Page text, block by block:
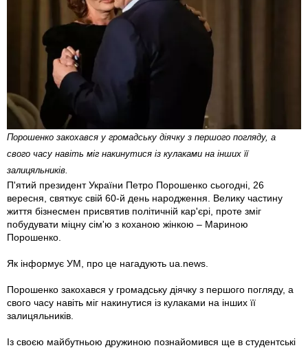
Порошенко закохався у громадську діячку з першого погляду, а
свого часу навіть міг накинутися із кулаками на інших її
залицяльників.
П'ятий президент України Петро Порошенко сьогодні, 26
вересня, святкує свій 60-й день народження. Велику частину
життя бізнесмен присвятив політичній кар'єрі, проте зміг
побудувати міцну сім'ю з коханою жінкою – Мариною
Порошенко.
Як інформує УМ, про це нагадують ua.news.
Порошенко закохався у громадську діячку з першого погляду, а
свого часу навіть міг накинутися із кулаками на інших її
залицяльників.
Із своєю майбутньою дружиною познайомився ще в студентські